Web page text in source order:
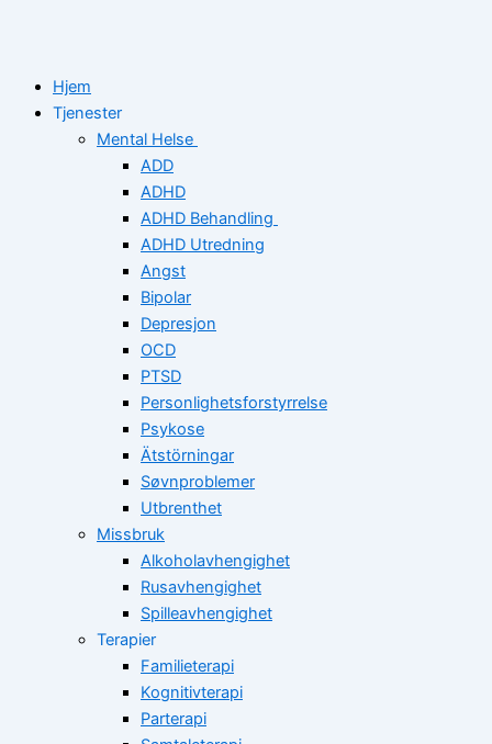
Hjem
Tjenester
Mental Helse
ADD
ADHD
ADHD Behandling
ADHD Utredning
Angst
Bipolar
Depresjon
OCD
PTSD
Personlighetsforstyrrelse
Psykose
Ätstörningar
Søvnproblemer
Utbrenthet
Missbruk
Alkoholavhengighet
Rusavhengighet
Spilleavhengighet
Terapier
Familieterapi
Kognitivterapi
Parterapi